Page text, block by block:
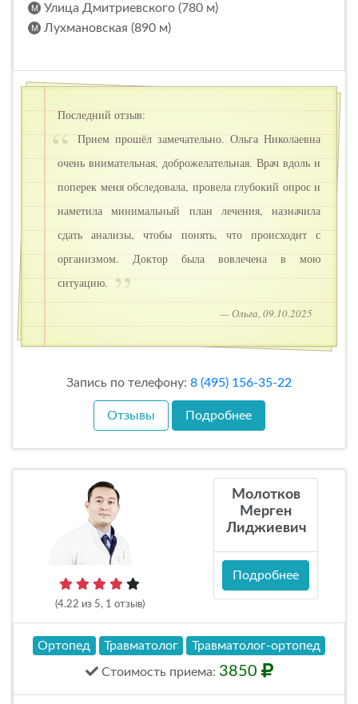
Улица Дмитриевского (780 м)
Лухмановская (890 м)
Последний отзыв:
Прием прошёл замечательно. Ольга Николаевна
очень внимательная, доброжелательная. Врач вдоль и
поперек меня обследовала, провела глубокий опрос и
наметила минимальный план лечения, назначила
сдать анализы, чтобы понять, что происходит с
организмом. Доктор была вовлечена в мою
ситуацию.
— Ольга, 09.10.2025
Запись по телефону: 8 (495) 156-35-22
Отзывы Подробнее
(4.22 из 5, 1 отзыв)
Молотков
Мерген
Лиджиевич
Подробнее
Ортопед Травматолог Травматолог-ортопед
Стоимость приема: 3850